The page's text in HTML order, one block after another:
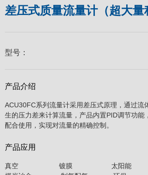
差压式质量流量计（超大量
型号：
产品介绍
ACU30FC系列流量计采用差压式原理，通过流
生的压力差来计算流量，产品内置PID调节功能
配合使用，实现对流量的精确控制。
产品应用
真空 镀膜 太阳能